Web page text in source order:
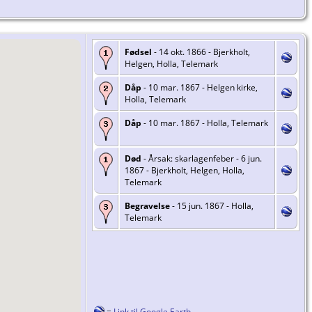
Fødsel - 14 okt. 1866 - Bjerkholt,
Helgen, Holla, Telemark
Dåp - 10 mar. 1867 - Helgen kirke,
Holla, Telemark
Dåp - 10 mar. 1867 - Holla, Telemark
Død - Årsak: skarlagenfeber - 6 jun.
1867 - Bjerkholt, Helgen, Holla,
Telemark
Begravelse- 15 jun. 1867 - Holla,
Telemark